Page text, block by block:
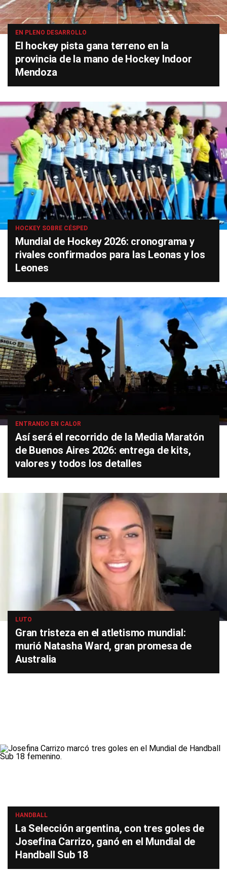
EN PLENO DESARROLLO
El hockey pista gana terreno en la
provincia de la mano de Hockey Indoor
Mendoza
HOCKEY SOBRE CÉSPED
Mundial de Hockey 2026: cronograma y
rivales confirmados para las Leonas y los
Leones
ENTRANDO EN CALOR
Así será el recorrido de la Media Maratón
de Buenos Aires 2026: entrega de kits,
valores y todos los detalles
LUTO
Gran tristeza en el atletismo mundial:
murió Natasha Ward, gran promesa de
Australia
HANDBALL
La Selección argentina, con tres goles de
Josefina Carrizo, ganó en el Mundial de
Handball Sub 18